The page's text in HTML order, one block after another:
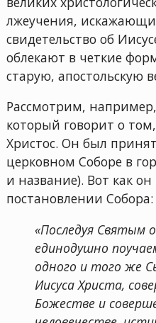
лжеучения,
свидетельство об
облекают в четкие
старую, апостольскую
Рассмотрим,
который говорит о
Христос. Он был
церковном Соборе в
и название). Вот как
постановлении Собора:
«Последуя Святым
единодушно
одного и того же
Иисуса Христа,
Божестве и